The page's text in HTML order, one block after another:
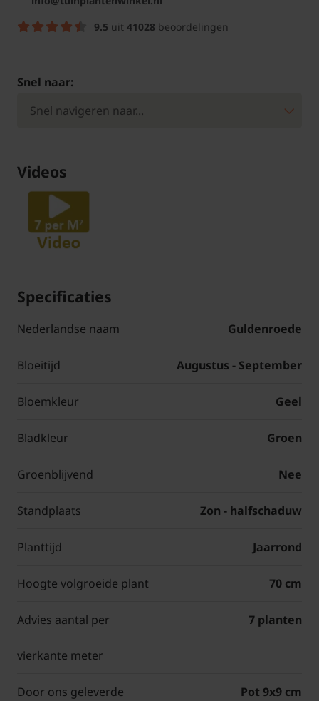
9.5 uit 41028 beoordelingen
Snel naar:
Videos
Specificaties
Nederlandse naam Guldenroede
Bloeitijd Augustus - September
Bloemkleur Geel
Bladkleur Groen
Groenblijvend Nee
Standplaats Zon - halfschaduw
Planttijd Jaarrond
Hoogte volgroeide plant 70 cm
Advies aantal per
vierkante meter
7 planten
Door ons geleverde Pot 9x9 cm